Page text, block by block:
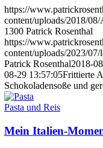
https://
content/uploads/2018/
1300 Patrick Rosenthal
https://
content/uploads/2023/
Patrick Rosenthal2018-
08-29 13:57:05Frittierte
Schokoladensoße und
Pasta und Reis
Mein Italien-